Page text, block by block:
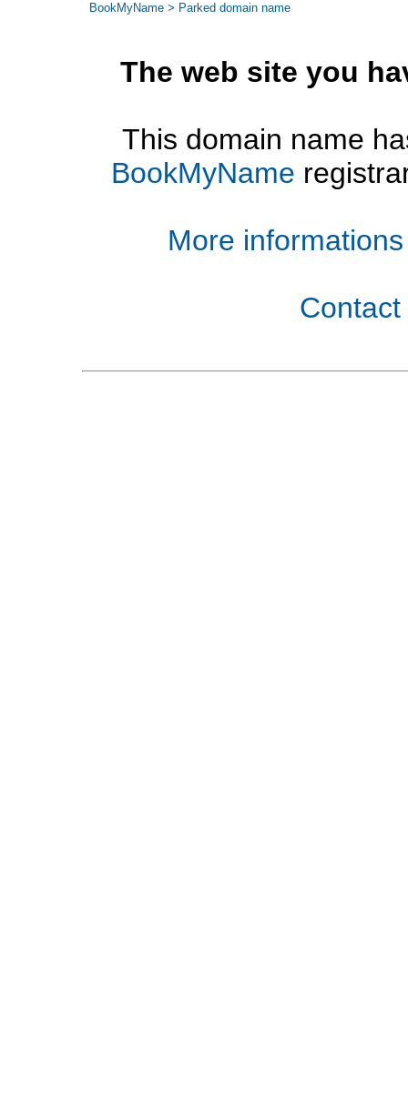
BookMyName > Parked domain name
The web site you
This domain name
BookMyName
More